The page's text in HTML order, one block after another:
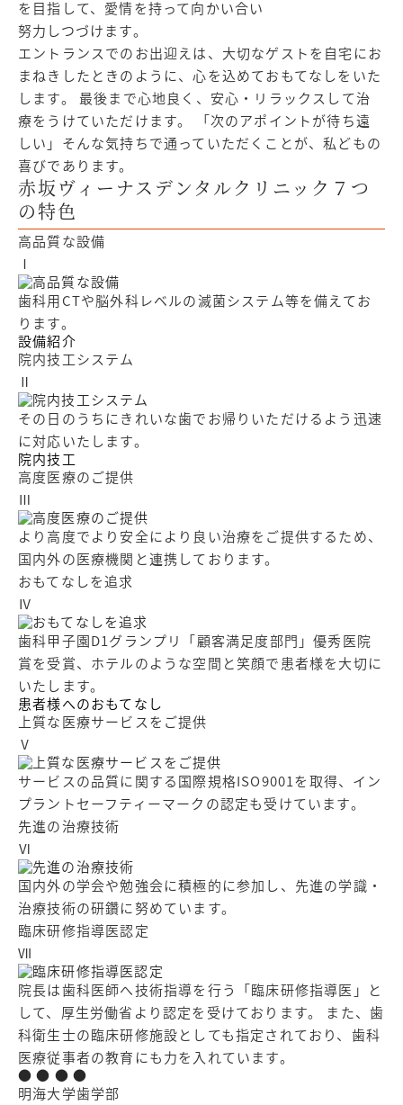
を目指して、愛情を持って向かい合い
努力しつづけます。
エントランスでのお出迎えは、大切なゲストを自宅にお
まねきしたときのように、心を込めておもてなしをいた
します。 最後まで心地良く、安心・リラックスして治
療をうけていただけます。 「次のアポイントが待ち遠
しい」そんな気持ちで通っていただくことが、私どもの
喜びであります。
赤坂ヴィーナスデンタルクリニック７つ
の特色
高品質な設備
Ⅰ
歯科用CTや脳外科レベルの滅菌システム等を備えてお
ります。
設備紹介
院内技工システム
Ⅱ
その日のうちにきれいな歯でお帰りいただけるよう迅速
に対応いたします。
院内技工
高度医療のご提供
Ⅲ
より高度でより安全により良い治療をご提供するため、
国内外の医療機関と連携しております。
おもてなしを追求
Ⅳ
歯科甲子園D1グランプリ「顧客満足度部門」優秀医院
賞を受賞、ホテルのような空間と笑顔で患者様を大切に
いたします。
患者様へのおもてなし
上質な医療サービスをご提供
Ⅴ
サービスの品質に関する国際規格ISO9001を取得、イン
プラントセーフティーマークの認定も受けています。
先進の治療技術
Ⅵ
国内外の学会や勉強会に積極的に参加し、先進の学識・
治療技術の研鑽に努めています。
臨床研修指導医認定
Ⅶ
院長は歯科医師へ技術指導を行う「臨床研修指導医」と
して、厚生労働省より認定を受けております。 また、歯
科衛生士の臨床研修施設としても指定されており、歯科
医療従事者の教育にも力を入れています。
● ● ● ●
明海大学歯学部